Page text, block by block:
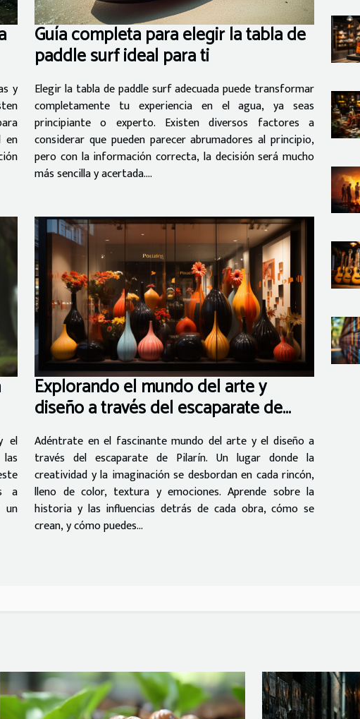
y
en
Guía completa para elegir la tabla de
paddle surf ideal para ti
Elegir la tabla de paddle surf adecuada puede transformar
completamente tu experiencia en el agua, ya seas
principiante o experto. Existen diversos factores a
considerar que pueden parecer abrumadores al principio,
pero con la información correcta, la decisión será mucho
más sencilla y acertada....
el
a
un
Explorando el mundo del arte y
diseño a través del escaparate de
Pilarín
Adéntrate en el fascinante mundo del arte y el diseño a
través del escaparate de Pilarín. Un lugar donde la
creatividad y la imaginación se desbordan en cada rincón,
lleno de color, textura y emociones. Aprende sobre la
historia y las influencias detrás de cada obra, cómo se
crean, y cómo puedes...